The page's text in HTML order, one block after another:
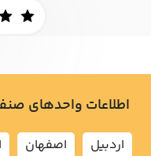
اطلاعات واحدهای
اردبيل اصفهان